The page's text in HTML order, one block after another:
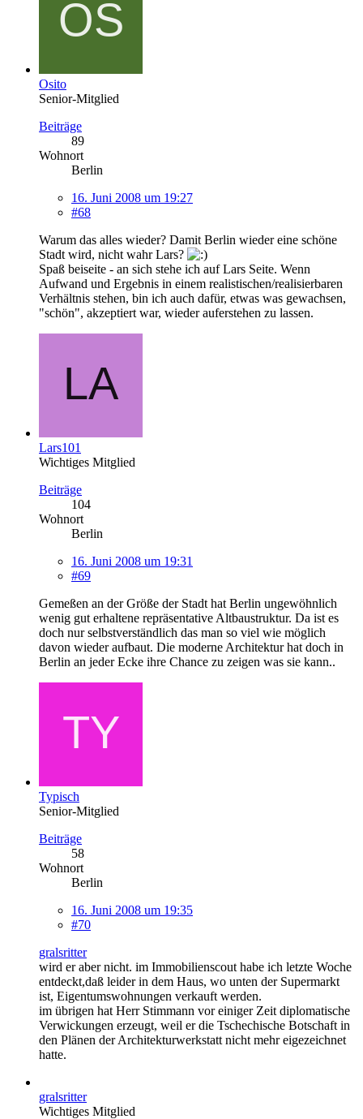
Osito
Senior-Mitglied
Beiträge
89
Wohnort
Berlin
16. Juni 2008 um 19:27
#68
Warum das alles wieder? Damit Berlin wieder eine schöne
Stadt wird, nicht wahr Lars?
Spaß beiseite - an sich stehe ich auf Lars Seite. Wenn
Aufwand und Ergebnis in einem realistischen/realisierbaren
Verhältnis stehen, bin ich auch dafür, etwas was gewachsen,
"schön", akzeptiert war, wieder auferstehen zu lassen.
Lars101
Wichtiges Mitglied
Beiträge
104
Wohnort
Berlin
16. Juni 2008 um 19:31
#69
Gemeßen an der Größe der Stadt hat Berlin ungewöhnlich
wenig gut erhaltene repräsentative Altbaustruktur. Da ist es
doch nur selbstverständlich das man so viel wie möglich
davon wieder aufbaut. Die moderne Architektur hat doch in
Berlin an jeder Ecke ihre Chance zu zeigen was sie kann..
Typisch
Senior-Mitglied
Beiträge
58
Wohnort
Berlin
16. Juni 2008 um 19:35
#70
gralsritter
wird er aber nicht. im Immobilienscout habe ich letzte Woche
entdeckt,daß leider in dem Haus, wo unten der Supermarkt
ist, Eigentumswohnungen verkauft werden.
im übrigen hat Herr Stimmann vor einiger Zeit diplomatische
Verwickungen erzeugt, weil er die Tschechische Botschaft in
den Plänen der Architekturwerkstatt nicht mehr eigezeichnet
hatte.
gralsritter
Wichtiges Mitglied